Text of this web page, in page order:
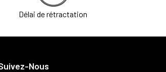
Délai de rétractation
Nous